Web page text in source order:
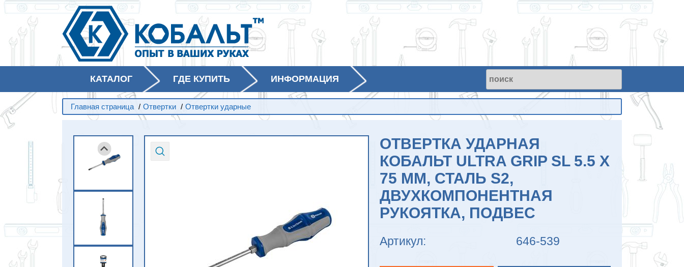
КАТАЛОГ ГДЕ КУПИТЬ ИНФОРМАЦИЯ
Главная страница / Отвертки / Отвертки ударные
ОТВЕРТКА УДАРНАЯ
КОБАЛЬТ ULTRA GRIP SL 5.5 X
75 ММ, СТАЛЬ S2,
ДВУХКОМПОНЕНТНАЯ
РУКОЯТКА, ПОДВЕС
Артикул: 646-539